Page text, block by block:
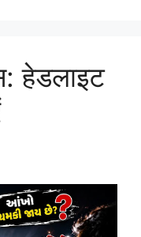
हेडलाइट